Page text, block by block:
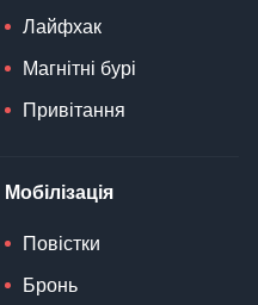
Лайфхак
Магнітні бурі
Привітання
Мобілізація
Повістки
Бронь